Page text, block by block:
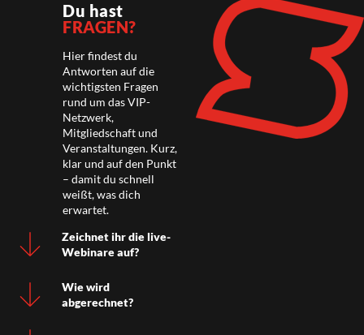
Du hast
FRAGEN?
Hier findest du
Antworten auf die
wichtigsten Fragen
rund um das VIP-
Netzwerk,
Mitgliedschaft und
Veranstaltungen. Kurz,
klar und auf den Punkt
– damit du schnell
weißt, was dich
erwartet.
Zeichnet ihr die live-
Webinare auf?
Wie wird
abgerechnet?